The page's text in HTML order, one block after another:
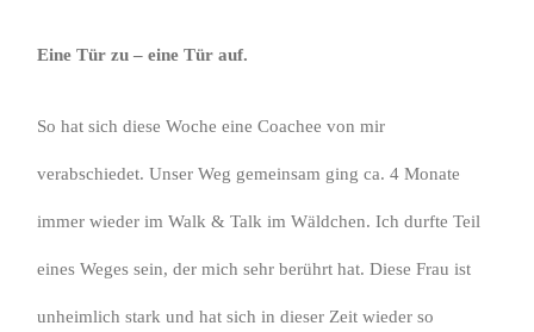
Eine Tür zu – eine Tür auf.
So hat sich diese Woche eine Coachee von mir
verabschiedet. Unser Weg gemeinsam ging ca. 4 Monate
immer wieder im Walk & Talk im Wäldchen. Ich durfte Teil
eines Weges sein, der mich sehr berührt hat. Diese Frau ist
unheimlich stark und hat sich in dieser Zeit wieder so